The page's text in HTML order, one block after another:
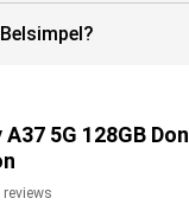
5G 128GB
reviews